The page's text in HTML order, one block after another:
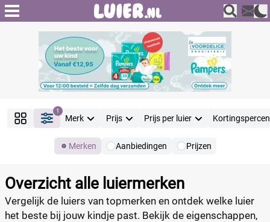
1
Merk Prijs Prijs per luier
Merken Aanbiedingen Prijzen
Filter
Overzicht alle luiermerken
Vergelijk de luiers van topmerken en ontdek welke luier
het beste bij jouw kindje past. Bekijk de eigenschappen,
Producten